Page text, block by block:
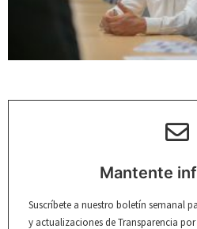
Mantente
Suscríbete a nuestro boletín semanal
y actualizaciones de Transparencia